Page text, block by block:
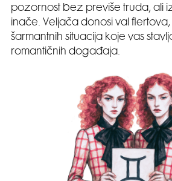
pozornost bez previše truda, ali
inače. Veljača donosi val flertova,
šarmantnih situacija koje vas
romantičnih događaja.